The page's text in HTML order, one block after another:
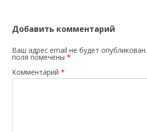
Добавить комментарий
Ваш адрес email не будет опубликован.
поля помечены *
Комментарий *